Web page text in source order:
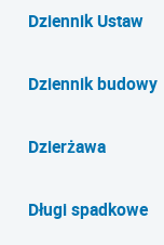
Dziennik Ustaw
Dziennik budowy
Dzierżawa
Długi spadkowe